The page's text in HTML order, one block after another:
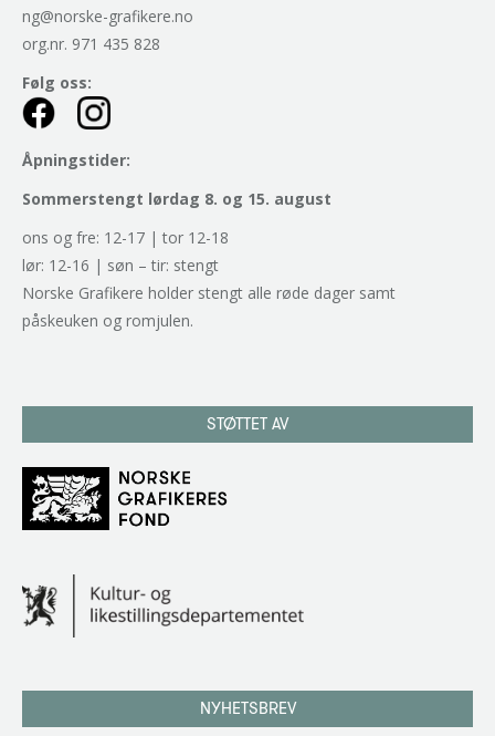
ng@norske-grafikere.no
org.nr. 971 435 828
Følg oss:
Åpningstider:
Sommerstengt lørdag 8. og 15. august
ons og fre: 12-17 | tor 12-18
lør: 12-16 | søn – tir: stengt
Norske Grafikere holder stengt alle røde dager samt
påskeuken og romjulen.
STØTTET AV
NYHETSBREV